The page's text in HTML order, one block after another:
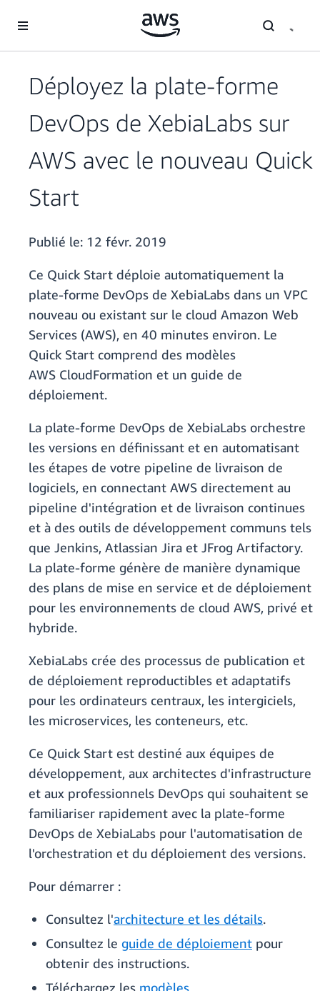
Déployez la plate-forme
DevOps de XebiaLabs sur
AWS avec le nouveau Quick
Start
Publié le: 12 févr. 2019
Ce Quick Start déploie automatiquement la
plate-forme DevOps de XebiaLabs dans un VPC
nouveau ou existant sur le cloud Amazon Web
Services (AWS), en 40 minutes environ. Le
Quick Start comprend des modèles
AWS CloudFormation et un guide de
déploiement.
La plate-forme DevOps de XebiaLabs orchestre
les versions en définissant et en automatisant
les étapes de votre pipeline de livraison de
logiciels, en connectant AWS directement au
pipeline d'intégration et de livraison continues
et à des outils de développement communs tels
que Jenkins, Atlassian Jira et JFrog Artifactory.
La plate-forme génère de manière dynamique
des plans de mise en service et de déploiement
pour les environnements de cloud AWS, privé et
hybride.
XebiaLabs crée des processus de publication et
de déploiement reproductibles et adaptatifs
pour les ordinateurs centraux, les intergiciels,
les microservices, les conteneurs, etc.
Ce Quick Start est destiné aux équipes de
développement, aux architectes d'infrastructure
et aux professionnels DevOps qui souhaitent se
familiariser rapidement avec la plate-forme
DevOps de XebiaLabs pour l'automatisation de
l'orchestration et du déploiement des versions.
Pour démarrer :
Consultez l'architecture et les détails.
Consultez le guide de déploiement pour
obtenir des instructions.
Téléchargez les modèles